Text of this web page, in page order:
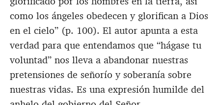
como los ángeles obedecen y glorifican a Dios
en el cielo” (p. 100). El autor apunta a esta
verdad para que entendamos que “hágase tu
voluntad” nos lleva a abandonar nuestras
pretensiones de señorío y soberanía sobre
nuestras vidas. Es una expresión humilde del